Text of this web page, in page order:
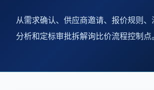
从需求确认、供应商邀请、报价规则
分析和定标审批拆解询比价流程控制点。